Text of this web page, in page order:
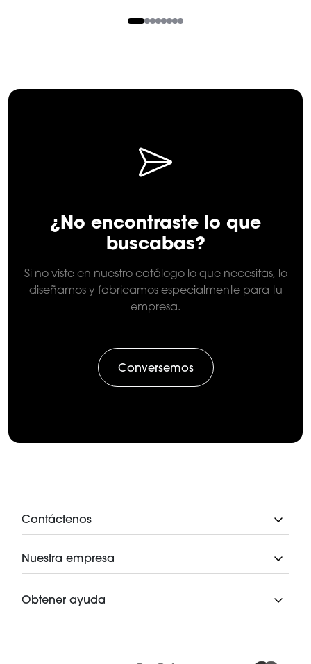
¿No encontraste lo que
buscabas?
Si no viste en nuestro catálogo lo que necesitas, lo
diseñamos y fabricamos especialmente para tu
empresa.
Conversemos
Contáctenos
Nuestra empresa
Obtener ayuda